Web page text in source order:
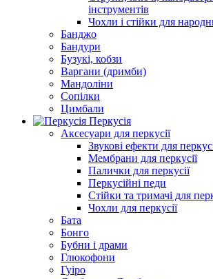
інструментів
Чохли і стійки для
Банджо
Бандури
Бузукі, кобзи
Варгани (дримби)
Мандоліни
Сопілки
Цимбали
Перкусія
Аксесуари для перкусії
Звукові ефекти для
Мембрани для перкусії
Палички для перкусії
Перкусійні педи
Стійки та тримачі для
Чохли для перкусії
Бата
Бонго
Бубни і драми
Глюкофони
Гуіро